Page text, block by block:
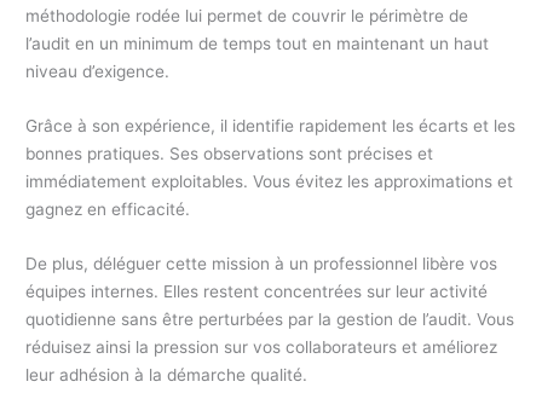
méthodologie rodée lui permet de couvrir le périmètre de
l’audit en un minimum de temps tout en maintenant un haut
niveau d’exigence.
Grâce à son expérience, il identifie rapidement les écarts et les
bonnes pratiques. Ses observations sont précises et
immédiatement exploitables. Vous évitez les approximations et
gagnez en efficacité.
De plus, déléguer cette mission à un professionnel libère vos
équipes internes. Elles restent concentrées sur leur activité
quotidienne sans être perturbées par la gestion de l’audit. Vous
réduisez ainsi la pression sur vos collaborateurs et améliorez
leur adhésion à la démarche qualité.